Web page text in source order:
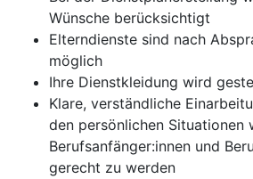
Wünsche berücksichtigt
Elterndienste sind nach
möglich
Ihre Dienstkleidung wird
Klare, verständliche
den persönlichen Situationen
Berufsanfänger:innen und
gerecht zu werden